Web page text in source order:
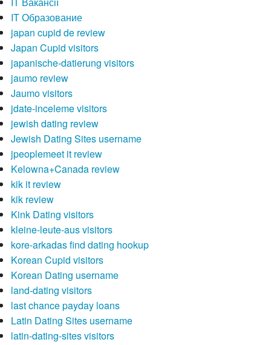
IT Образование
japan cupid de review
Japan Cupid visitors
japanische-datierung visitors
jaumo review
Jaumo visitors
jdate-inceleme visitors
jewish dating review
Jewish Dating Sites username
jpeoplemeet it review
Kelowna+Canada review
kik it review
kik review
Kink Dating visitors
kleine-leute-aus visitors
kore-arkadas find dating hookup
Korean Cupid visitors
Korean Dating username
land-dating visitors
last chance payday loans
Latin Dating Sites username
latin-dating-sites visitors